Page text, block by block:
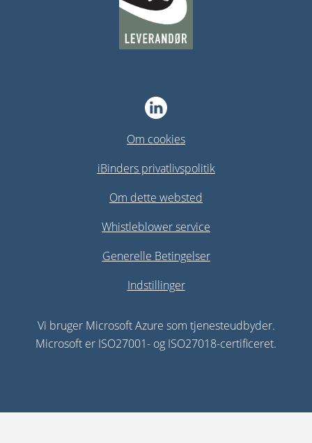
Om cookies
iBinders privatlivspolitik
Om dette websted
Whistleblower service
Generelle Betingelser
Indstillinger
Vi bruger Microsoft Azure som tjenesteudbyder.
Microsoft er ISO27001- og ISO27018-certificeret.